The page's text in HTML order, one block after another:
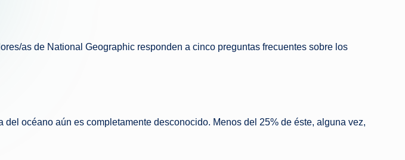
e
as de National Geographic responden a cinco preguntas frecuentes sobre los
océano aún es completamente desconocido. Menos del 25% de éste, alguna vez,